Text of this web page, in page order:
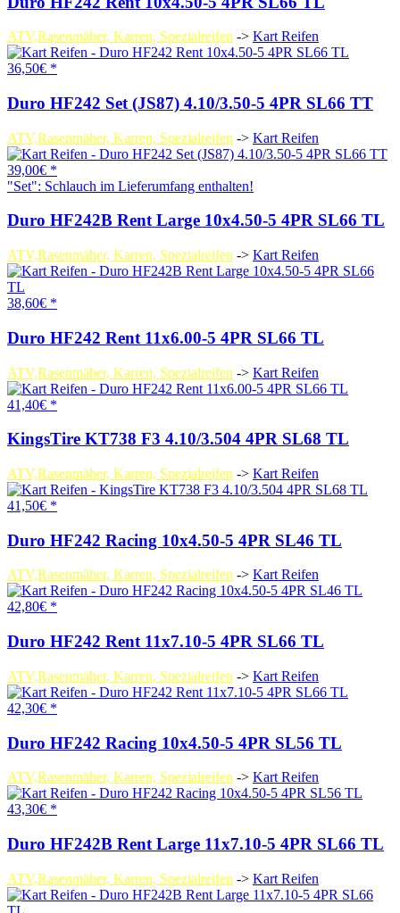
ATV,Rasenmäher, Karren, Spezialreifen -> Kart Reifen
36,50€ *
Duro HF242 Set (JS87) 4.10/3.50-5 4PR SL66 TT
ATV,Rasenmäher, Karren, Spezialreifen -> Kart Reifen
39,00€ *
"Set": Schlauch im Lieferumfang enthalten!
Duro HF242B Rent Large 10x4.50-5 4PR SL66 TL
ATV,Rasenmäher, Karren, Spezialreifen -> Kart Reifen
38,60€ *
Duro HF242 Rent 11x6.00-5 4PR SL66 TL
ATV,Rasenmäher, Karren, Spezialreifen -> Kart Reifen
41,40€ *
KingsTire KT738 F3 4.10/3.504 4PR SL68 TL
ATV,Rasenmäher, Karren, Spezialreifen -> Kart Reifen
41,50€ *
Duro HF242 Racing 10x4.50-5 4PR SL46 TL
ATV,Rasenmäher, Karren, Spezialreifen -> Kart Reifen
42,80€ *
Duro HF242 Rent 11x7.10-5 4PR SL66 TL
ATV,Rasenmäher, Karren, Spezialreifen -> Kart Reifen
42,30€ *
Duro HF242 Racing 10x4.50-5 4PR SL56 TL
ATV,Rasenmäher, Karren, Spezialreifen -> Kart Reifen
43,30€ *
Duro HF242B Rent Large 11x7.10-5 4PR SL66 TL
ATV,Rasenmäher, Karren, Spezialreifen -> Kart Reifen